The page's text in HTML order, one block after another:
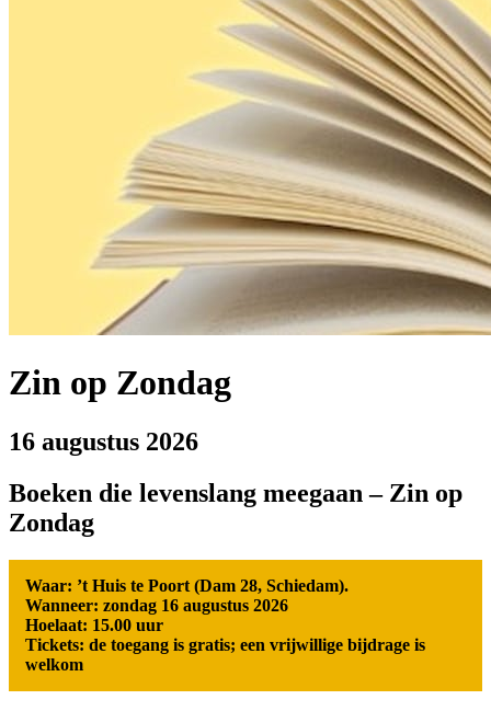
Zin op Zondag
16 augustus 2026
Boeken die levenslang meegaan – Zin op
Zondag
Waar: ’t Huis te Poort (Dam 28, Schiedam).
Wanneer: zondag 16 augustus 2026
Hoelaat: 15.00 uur
Tickets: de toegang is gratis; een vrijwillige bijdrage is
welkom